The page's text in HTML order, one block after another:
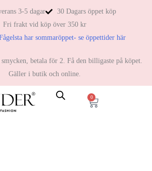
3-5 dagar
30 Dagars öppet köp
Fri frakt vid köp över 350 kr
har sommaröppet- se öppettider här
betala för 2. Få den billigaste på köpet.
Gäller i butik och online.
0